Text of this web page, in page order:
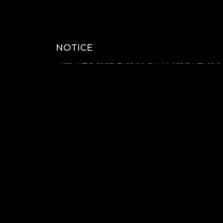
NOTICE
- 해당 상품은 12/23(목) 12:00 PM 부터 12/24(금)